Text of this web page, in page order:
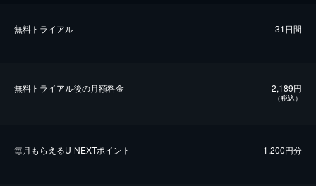
無料トライアル 31日間
無料トライアル後の⽉額料金 2,189円
（税込）
毎⽉もらえるU-NEXTポイント 1,200円分